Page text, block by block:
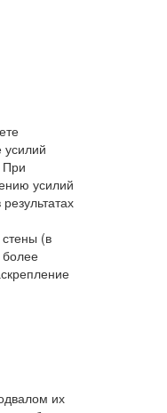
усилий
При
усилий
(в
более
их